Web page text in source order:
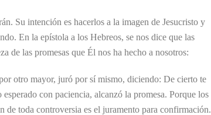
Su intención es hacerlos a la imagen de Jesucristo y
En la epístola a los Hebreos, se nos dice que las
de las promesas que Él nos ha hecho a nosotros:
otro mayor, juró por sí mismo, diciendo: De cierto te
con paciencia, alcanzó la promesa. Porque los
toda controversia es el juramento para confirmación.